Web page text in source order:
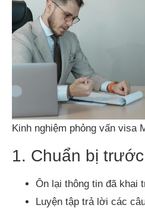
Kinh nghiệm phỏng vấn visa
1. Chuẩn bị
Ôn lại thông tin đã khai
Luyện tập trả lời các